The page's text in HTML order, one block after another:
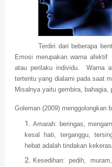
Terdiri dari beberapa
Emosi merupakan warna
atau perilaku individu. Warna
tertentu yang dialami pada saat
Misalnya yaitu gembira,
Goleman (2009) menggolongkan
Amarah: beringas,
kesal hati, terganggu,
hebat adalah tindakan
Kesedihan: pedih,